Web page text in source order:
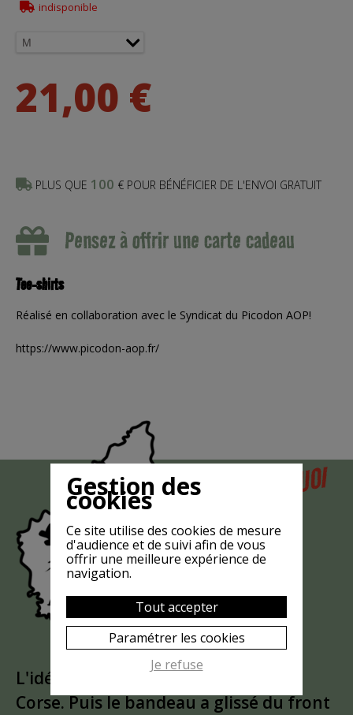
indisponible
21,00 €
PLUS QUE 100 € POUR BÉNÉFICIER DE L'ENVOI GRATUIT
Pensez à offrir une carte cadeau
Tee-shirts
Réalisé en collaboration avec le Syndicat du Picodon AOP!
https://www.picodon-aop.fr/
MAIS POURQUOI
LA CHÈVRE
EST-ELLE
MASQUÉE
L'idée est partie d'unclin d'oeil
Corse. Puis le bandeau a glissé du front
Gestion des
cookies
Ce site utilise des cookies de mesure
d'audience et de suivi afin de vous
offrir une meilleure expérience de
navigation.
Tout accepter
Paramétrer les cookies
Je refuse